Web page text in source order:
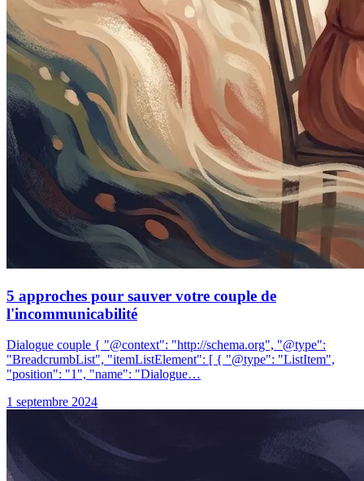
5 approches pour sauver votre couple de
l'incommunicabilité
Dialogue couple { "@context": "http://schema.org", "@type":
"BreadcrumbList", "itemListElement": [ { "@type": "ListItem",
"position": "1", "name": "Dialogue…
1 septembre 2024